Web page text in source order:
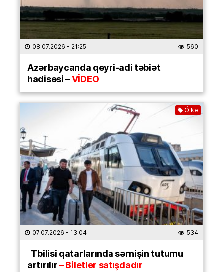
08.07.2026 - 21:25 560
Azərbaycanda qeyri-adi təbiət
hadisəsi –VİDEO
Ölkə
07.07.2026 - 13:04 534
Tbilisi qatarlarında sərnişin tutumu
artırılır– Biletlər satışdadır